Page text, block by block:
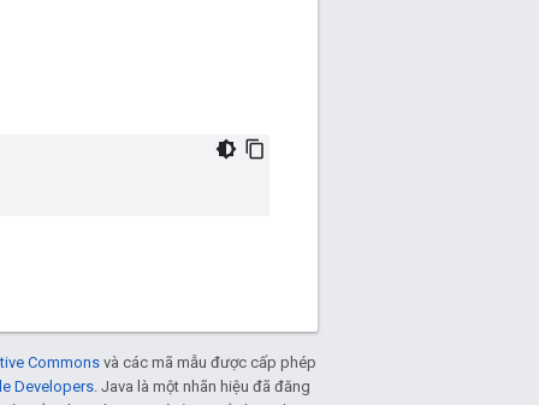
Commons và các mã mẫu được cấp phép
Developers. Java là một nhãn hiệu đã đăng